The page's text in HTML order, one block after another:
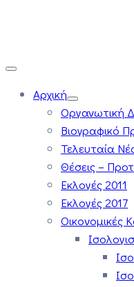
Αρχική
Οργανωτική
Βιογραφικό
Τελευταία
Θέσεις –
Εκλογές 2011
Εκλογές 2017
Οικονομικές